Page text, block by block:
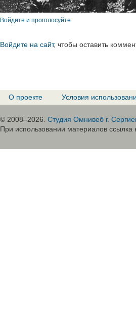
Войдите и проголосуйте
Войдите на сайт, чтобы оставить
О проекте Условия
© 2008–2026. Студия Омнивеб г.
При использовании материалов ссылка